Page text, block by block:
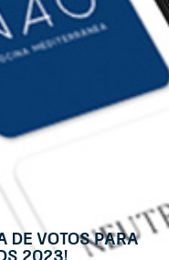
de votos para